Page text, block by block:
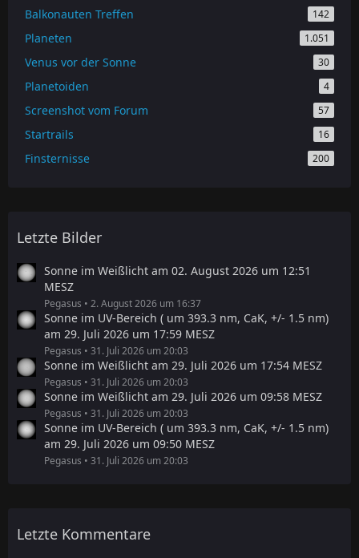
Balkonauten Treffen 142
Planeten 1.051
Venus vor der Sonne 30
Planetoiden 4
Screenshot vom Forum 57
Startrails 16
Finsternisse 200
Letzte Bilder
Sonne im Weißlicht am 02. August 2026 um 12:51
MESZ
Pegasus 2. August 2026 um 16:37
Sonne im UV-Bereich ( um 393.3 nm, CaK, +/- 1.5 nm)
am 29. Juli 2026 um 17:59 MESZ
Pegasus 31. Juli 2026 um 20:03
Sonne im Weißlicht am 29. Juli 2026 um 17:54 MESZ
Pegasus 31. Juli 2026 um 20:03
Sonne im Weißlicht am 29. Juli 2026 um 09:58 MESZ
Pegasus 31. Juli 2026 um 20:03
Sonne im UV-Bereich ( um 393.3 nm, CaK, +/- 1.5 nm)
am 29. Juli 2026 um 09:50 MESZ
Pegasus 31. Juli 2026 um 20:03
Letzte Kommentare